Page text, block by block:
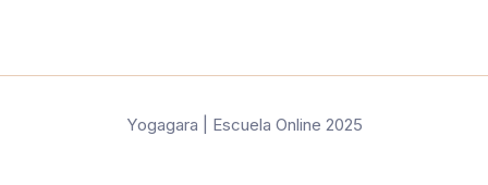
Yogagara | Escuela Online 2025